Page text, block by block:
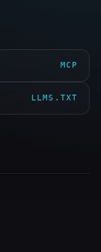
MCP
LLMS.TXT